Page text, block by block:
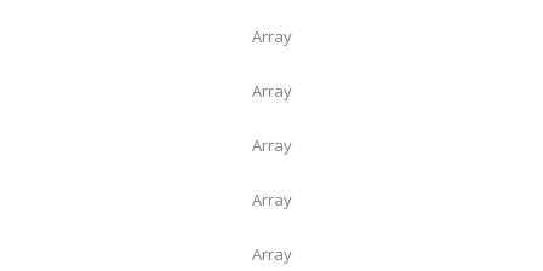
Array
Array
Array
Array
Array